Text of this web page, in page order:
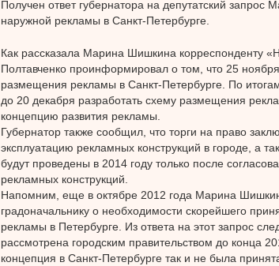
Получен ответ губернатора на депутатский
наружной рекламы в Санкт-Петербурге.
Как рассказала Марина Шишкина корреспонденту
Полтавченко проинформировал о том, что 25
размещения рекламы в Санкт-Петербурге. По
до 20 декабря разработать схему размещения
концепцию развития рекламы.
Губернатор также сообщил, что торги на право
эксплуатацию рекламных конструкций в городе, а
будут проведены в 2014 году только после
рекламных конструкций.
Напомним, еще в октябре 2012 года Марина
градоначальнику о необходимости скорейшего
рекламы в Петербурге. Из ответа на этот запрос
рассмотрена городским правительством до конца
концепция в Санкт-Петербурге так и не была